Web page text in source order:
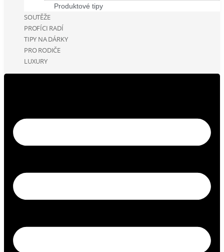
Produktové tipy
SOUTĚŽE
PROFÍCI RADÍ
TIPY NA DÁRKY
PRO RODIČE
LUXURY